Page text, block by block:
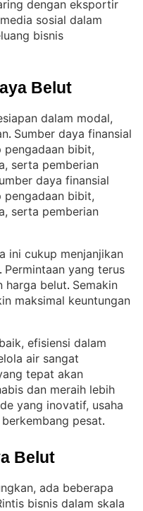
dengan eksportir
sosial dalam
bisnis
Belut
dalam modal,
. Sumber daya finansial
pengadaan bibit,
serta pemberian
daya finansial
pengadaan bibit,
serta pemberian
ini cukup menjanjikan
. Permintaan yang terus
harga belut. Semakin
maksimal keuntungan
efisiensi dalam
air sangat
tepat akan
dan meraih lebih
yang inovatif, usaha
pesat.
Belut
ada beberapa
bisnis dalam skala